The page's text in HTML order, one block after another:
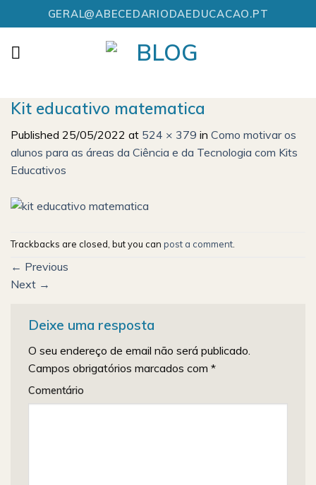
to
content
GERAL@ABECEDARIODAEDUCACAO.PT
Kit educativo matematica
Published 25/05/2022 at 524 × 379 in Como motivar os
alunos para as áreas da Ciência e da Tecnologia com Kits
Educativos
Trackbacks are closed, but you can post a comment
← Previous
Next →
Deixe uma resposta
O seu endereço de email não será publicado.
Campos obrigatórios marcados com *
Comentário